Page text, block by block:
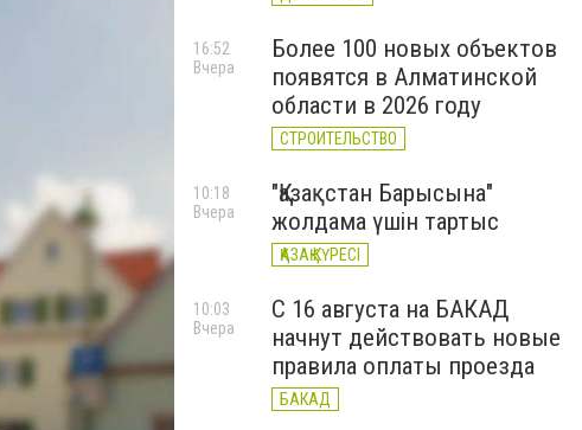
Более 100 новых объектов
появятся в Алматинской
области в 2026 году
СТРОИТЕЛЬСТВО
16:52
Вчера
"Қазақстан Барысына"
жолдама үшін тартыс
ҚАЗАҚ КҮРЕСІ
10:18
Вчера
С 16 августа на БАКАД
начнут действовать новые
правила оплаты проезда
БАКАД
10:03
Вчера